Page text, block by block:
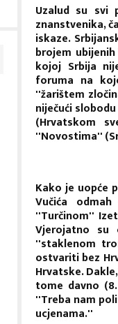
Uzalud su svi
znanstvenika,
iskaze.
brojem
kojoj Srbija
foruma na
''žarištem
niječući
(Hrvatskom
''Novostima''
Kako je uopće
Vučića
''Turčinom''
Vjerojatno su
''staklenom
ostvariti bez
Hrvatske.
tome davno
''Treba nam
ucjenama.''